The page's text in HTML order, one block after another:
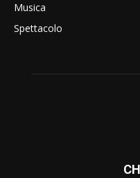
Musica
Spettacolo